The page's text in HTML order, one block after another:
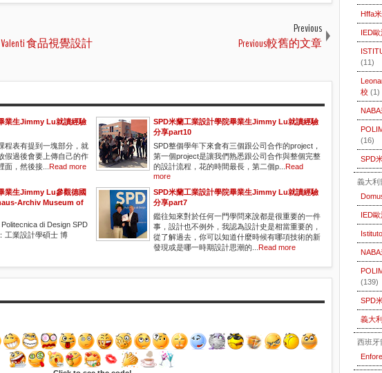
食品視覺設計
Previous
Previous較舊的文章
業生Jimmy Lu就讀經驗
程表有提到一塊部分，就
假過後會要上傳自己的作
面，然後接...
Read more
SPD米蘭工業設計學院畢業生Jimmy Lu就讀經驗
分享part10
SPD整個學年下來會有三個跟公司合作的project，
第一個project是讓我們熟悉跟公司合作與整個完整
的設計流程，花的時間最長，第二個p...
Read
more
業生Jimmy Lu參觀德國
Archiv Museum of
di Design SPD
工業設計學碩士 博
SPD米蘭工業設計學院畢業生Jimmy Lu就讀經驗
分享part7
鑑往知來對於任何一門學問來說都是很重要的一件
事，設計也不例外，我認為設計史是相當重要的，
從了解過去，你可以知道什麼時候有哪項技術的新
發現或是哪一時期設計思潮的...
Read more
Hffa
IED
(11)
校 (1)
(16)
SPD
義大利
IED
(139)
SPD
義大
西班牙